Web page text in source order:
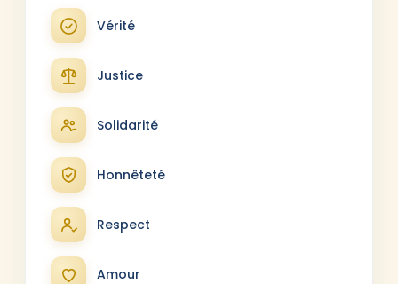
Vérité
Justice
Solidarité
Honnêteté
Respect
Amour